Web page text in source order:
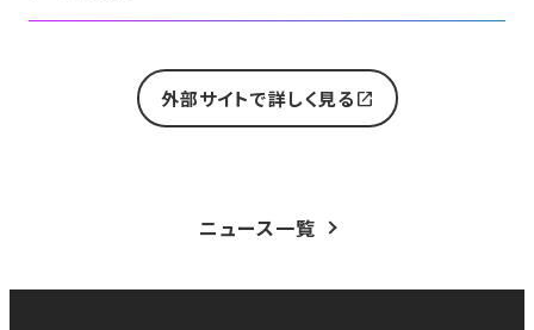
外部サイトで詳しく見る open_in_new
ニュース一覧